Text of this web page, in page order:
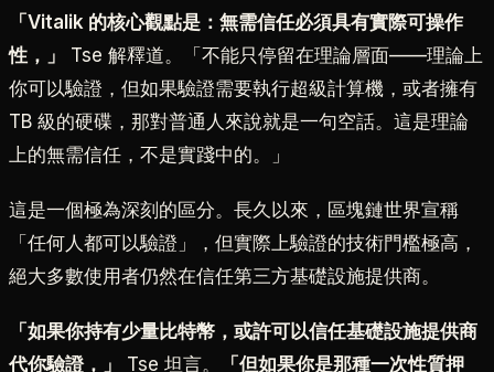
「Vitalik 的核心觀點是：無需信任必須具有實際可操作
性，」
Tse 解釋道。「不能只停留在理論層面——理論上
你可以驗證，但如果驗證需要執行超級計算機，或者擁有
TB 級的硬碟，那對普通人來說就是一句空話。這是理論
上的無需信任，不是實踐中的。」
這是一個極為深刻的區分。長久以來，區塊鏈世界宣稱
「任何人都可以驗證」，但實際上驗證的技術門檻極高，
絕大多數使用者仍然在信任第三方基礎設施提供商。
「如果你持有少量比特幣，或許可以信任基礎設施提供商
代你驗證，」
Tse 坦言。 「但如果你是那種一次性質押